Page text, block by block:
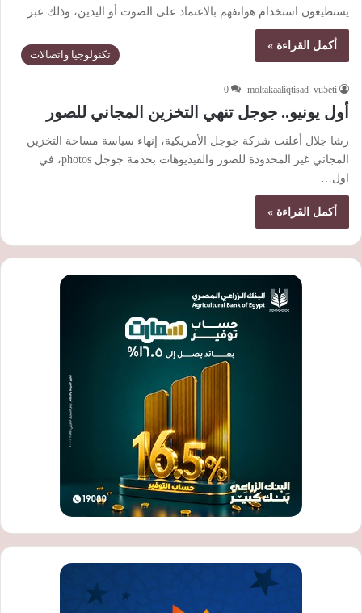
يستطيعون استخدام هواتفهم بالاعتماد على الصوت أو اليدين، وذلك عبر…
أكمل القراءة »
تكنولوجيا واتصالات
moltakaaliqtisad_vu5eti
0
أول يونيو.. جوجل تنهي التخزين المجاني للصور
رشا جلال أعلنت شركة جوجل الأمريكية، إنهاء سياسة مساحة التخزين
المجاني غير المحدودة للصور والفيديوهات بخدمة جوجل photos، في
اول…
أكمل القراءة »